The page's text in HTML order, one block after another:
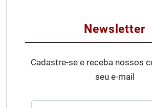
Newsletter
Cadastre-se e receba nossos
seu e-mail